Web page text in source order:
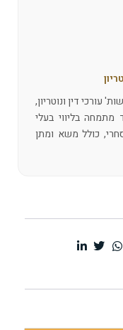
עורכי דין ונוטריון,
בליווי בעלי
כולל משא ומתן